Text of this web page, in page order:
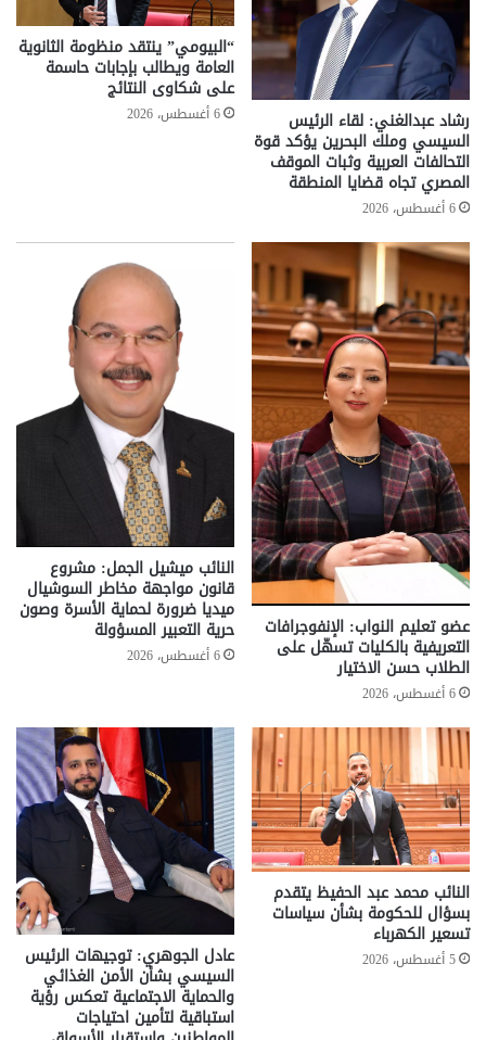
رشاد عبدالغني: لقاء الرئيس
السيسي وملك البحرين يؤكد قوة
التحالفات العربية وثبات الموقف
المصري تجاه قضايا المنطقة
6 أغسطس، 2026
“البيومي” ينتقد منظومة الثانوية
العامة ويطالب بإجابات حاسمة
على شكاوى النتائج
6 أغسطس، 2026
عضو تعليم النواب: الإنفوجرافات
التعريفية بالكليات تسهّل على
الطلاب حسن الاختيار
6 أغسطس، 2026
النائب ميشيل الجمل: مشروع
قانون مواجهة مخاطر السوشيال
ميديا ضرورة لحماية الأسرة وصون
حرية التعبير المسؤولة
6 أغسطس، 2026
النائب محمد عبد الحفيظ يتقدم
بسؤال للحكومة بشأن سياسات
تسعير الكهرباء
5 أغسطس، 2026 عادل الجوهري: توجيهات الرئيس
السيسي بشأن الأمن الغذائي
والحماية الاجتماعية تعكس رؤية
استباقية لتأمين احتياجات